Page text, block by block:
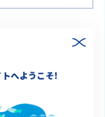
ベント
へようこそ!